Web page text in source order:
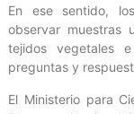
En ese sentido,
observar muestras
tejidos vegetales
preguntas y
El Ministerio para